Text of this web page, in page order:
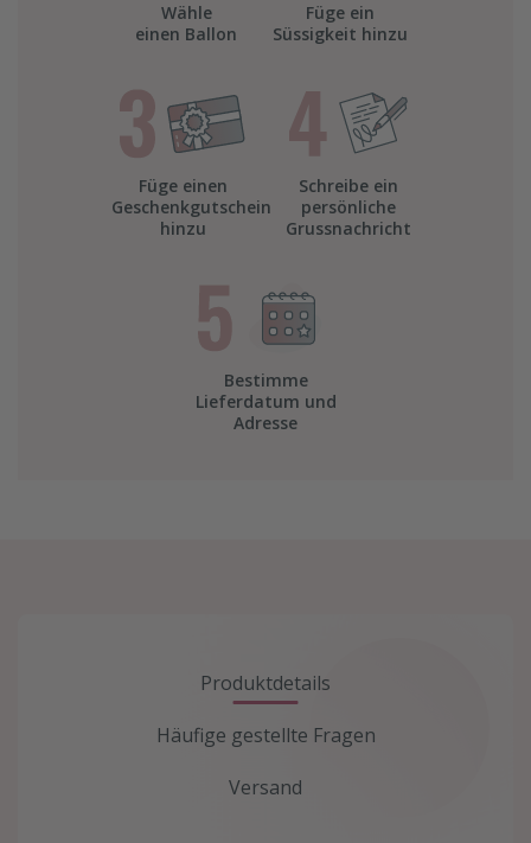
Wähle
einen Ballon
Füge ein
Süssigkeit hinzu
Füge einen
Geschenkgutschein
hinzu
Schreibe ein
persönliche
Grussnachricht
Bestimme
Lieferdatum und
Adresse
Produktdetails
Häufige gestellte Fragen
Versand